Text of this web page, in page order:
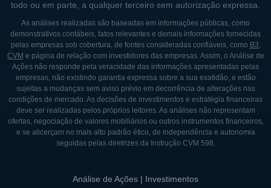
todo ou em parte, a qualquer terceiro sem autorização expressa.
As análises realizadas são baseadas em informações públicas, como
demonstrativos contábeis, fatos relevantes e demais informações fornecidas
pelas empresas sob cobertura, de fontes consideradas confiáveis, como B3,
CVM e página de relação com investidores das empresas. Assim, o Análise de
Ações não responde pela veracidade das informações apresentadas pelas
empresas, não existindo garantia expressa sobre a sua exatidão, e estão
sujeitas a mudanças sem aviso prévio em decorrência de alterações nas
condições de mercado. As decisões de investimentos e estratégia financeiras
deve ser realizadas pelos próprios leitores. As análises não representam
ofertas, negociação de valores mobiliários ou outros instrumentos financeiros,
e se alicerçam no mais alto padrão ético, de independência e autonomia
seguidas pelas diretrizes da Instrução CVM 598.
Análise de Ações | Investimentos